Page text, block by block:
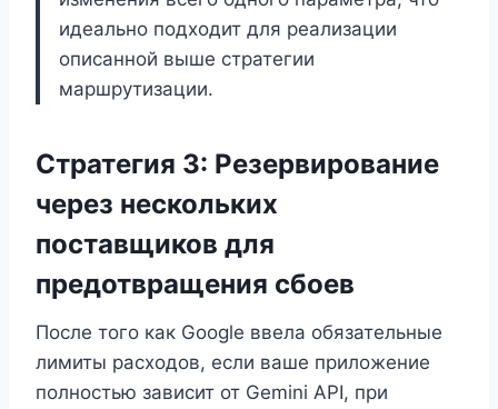
идеально подходит для реализации
описанной выше стратегии
маршрутизации.
Стратегия 3: Резервирование
через нескольких
поставщиков для
предотвращения сбоев
После того как Google ввела обязательные
лимиты расходов, если ваше приложение
полностью зависит от Gemini API, при